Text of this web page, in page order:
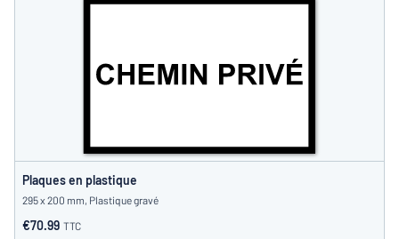
Plaques en plastique
295 x 200 mm, Plastique gravé
€70.99 TTC